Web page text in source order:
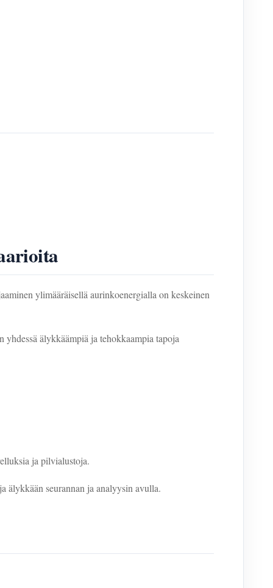
ylimääräisellä aurinkoenergialla on keskeinen
älykkäämpiä ja tehokkaampia tapoja
ja pilvialustoja.
älykkään seurannan ja analyysin avulla.